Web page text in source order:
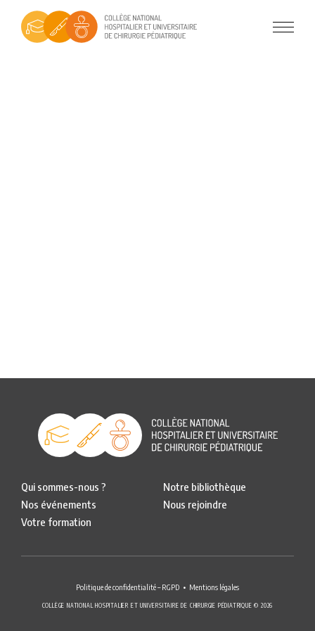
Qui sommes-nous ?
Nos événements
Votre formation
Notre bibliothèque
Nous rejoindre
Politique de confidentialité – RGPD Mentions légales
COLLÈGE NATIONAL HOSPITALIER ET UNIVERSITAIRE DE CHIRURGIE PÉDIATRIQUE © 2026